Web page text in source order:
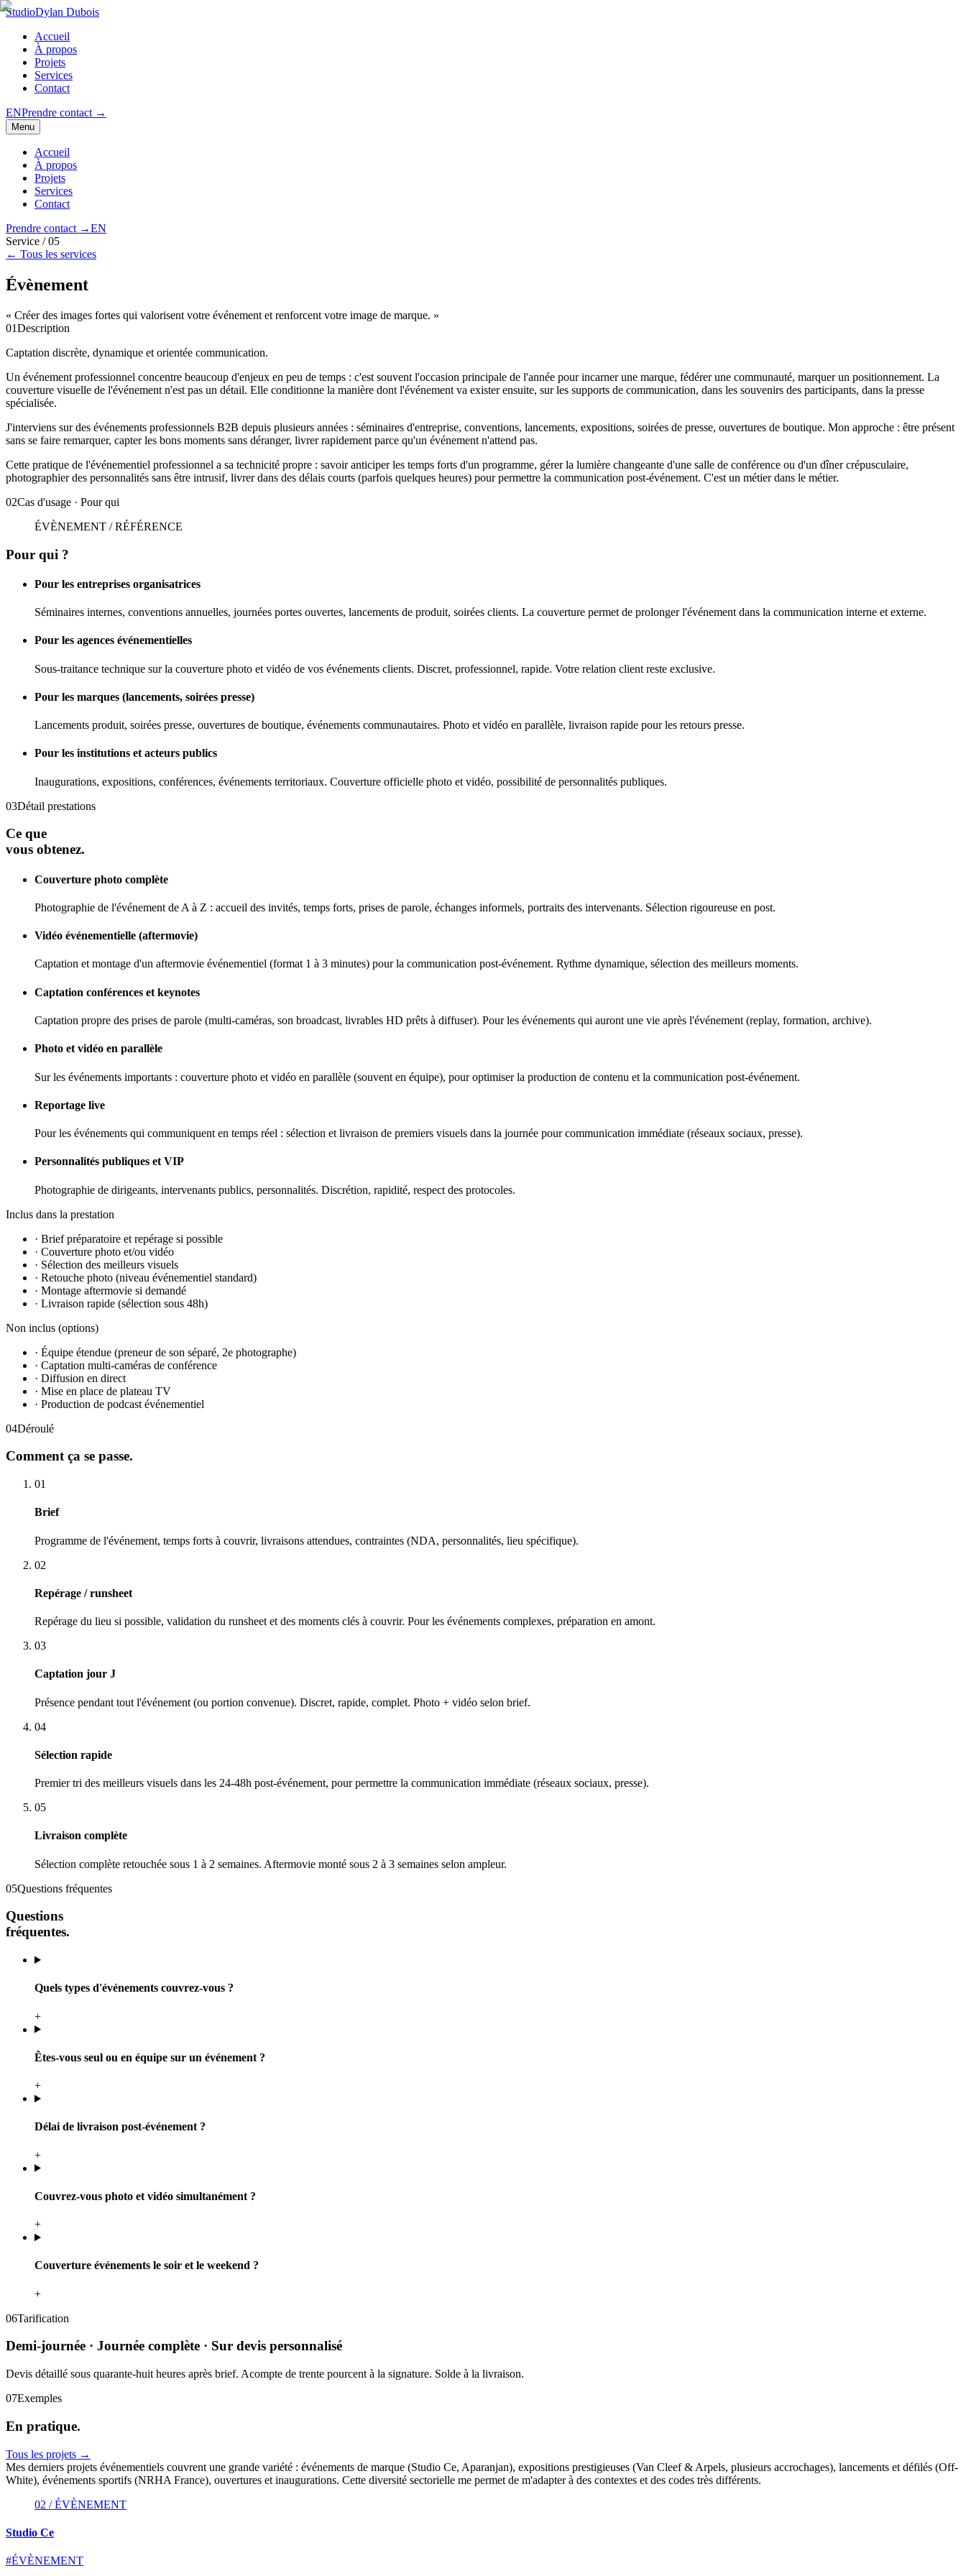
StudioDylan Dubois
Accueil
À propos
Projets
Services
Contact
ENPrendre contact →
Menu
Accueil
À propos
Projets
Services
Contact
Prendre contact →EN
Service /05
← Tous les services
Évènement
« Créer des images fortes qui valorisent votre événement et renforcent votre image de marque. »
01Description
Captation discrète, dynamique et orientée communication.
Un événement professionnel concentre beaucoup d'enjeux en peu de temps : c'est souvent l'occasion principale de l'année pour incarner une marque, fédérer une communauté, marquer un positionnement. La
couverture visuelle de l'événement n'est pas un détail. Elle conditionne la manière dont l'événement va exister ensuite, sur les supports de communication, dans les souvenirs des participants, dans la presse
spécialisée.
J'interviens sur des événements professionnels B2B depuis plusieurs années : séminaires d'entreprise, conventions, lancements, expositions, soirées de presse, ouvertures de boutique. Mon approche : être présent
sans se faire remarquer, capter les bons moments sans déranger, livrer rapidement parce qu'un événement n'attend pas.
Cette pratique de l'événementiel professionnel a sa technicité propre : savoir anticiper les temps forts d'un programme, gérer la lumière changeante d'une salle de conférence ou d'un dîner crépusculaire,
photographier des personnalités sans être intrusif, livrer dans des délais courts (parfois quelques heures) pour permettre la communication post-événement. C'est un métier dans le métier.
02Cas d'usage · Pour qui
ÉVÈNEMENT / RÉFÉRENCE
Pour qui ?
Pour les entreprises organisatrices
Séminaires internes, conventions annuelles, journées portes ouvertes, lancements de produit, soirées clients. La couverture permet de prolonger l'événement dans la communication interne et externe.
Pour les agences événementielles
Sous-traitance technique sur la couverture photo et vidéo de vos événements clients. Discret, professionnel, rapide. Votre relation client reste exclusive.
Pour les marques (lancements, soirées presse)
Lancements produit, soirées presse, ouvertures de boutique, événements communautaires. Photo et vidéo en parallèle, livraison rapide pour les retours presse.
Pour les institutions et acteurs publics
Inaugurations, expositions, conférences, événements territoriaux. Couverture officielle photo et vidéo, possibilité de personnalités publiques.
03Détail prestations
Ce que
vous obtenez.
Couverture photo complète
Photographie de l'événement de A à Z : accueil des invités, temps forts, prises de parole, échanges informels, portraits des intervenants. Sélection rigoureuse en post.
Vidéo événementielle (aftermovie)
Captation et montage d'un aftermovie événementiel (format 1 à 3 minutes) pour la communication post-événement. Rythme dynamique, sélection des meilleurs moments.
Captation conférences et keynotes
Captation propre des prises de parole (multi-caméras, son broadcast, livrables HD prêts à diffuser). Pour les événements qui auront une vie après l'événement (replay, formation, archive).
Photo et vidéo en parallèle
Sur les événements importants : couverture photo et vidéo en parallèle (souvent en équipe), pour optimiser la production de contenu et la communication post-événement.
Reportage live
Pour les événements qui communiquent en temps réel : sélection et livraison de premiers visuels dans la journée pour communication immédiate (réseaux sociaux, presse).
Personnalités publiques et VIP
Photographie de dirigeants, intervenants publics, personnalités. Discrétion, rapidité, respect des protocoles.
Inclus dans la prestation
· Brief préparatoire et repérage si possible
· Couverture photo et/ou vidéo
· Sélection des meilleurs visuels
· Retouche photo (niveau événementiel standard)
· Montage aftermovie si demandé
· Livraison rapide (sélection sous 48h)
Non inclus (options)
· Équipe étendue (preneur de son séparé, 2e photographe)
· Captation multi-caméras de conférence
· Diffusion en direct
· Mise en place de plateau TV
· Production de podcast événementiel
04Déroulé
Commentça se passe.
01
Brief
Programme de l'événement, temps forts à couvrir, livraisons attendues, contraintes (NDA, personnalités, lieu spécifique).
02
Repérage / runsheet
Repérage du lieu si possible, validation du runsheet et des moments clés à couvrir. Pour les événements complexes, préparation en amont.
03
Captation jour J
Présence pendant tout l'événement (ou portion convenue). Discret, rapide, complet. Photo + vidéo selon brief.
04
Sélection rapide
Premier tri des meilleurs visuels dans les 24-48h post-événement, pour permettre la communication immédiate (réseaux sociaux, presse).
05
Livraison complète
Sélection complète retouchée sous 1 à 2 semaines. Aftermovie monté sous 2 à 3 semaines selon ampleur.
05Questions fréquentes
Questions
fréquentes.
Quels types d'événements couvrez-vous ?
+
Êtes-vous seul ou en équipe sur un événement ?
+
Délai de livraison post-événement ?
+
Couvrez-vous photo et vidéo simultanément ?
+
Couverture événements le soir et le weekend ?
+
06Tarification
Demi-journée · Journée complète · Sur devis personnalisé
Devis détaillé sous quarante-huit heures après brief. Acompte de trente pourcent à la signature. Solde à la livraison.
07Exemples
En pratique.
Tous les projets →
Mes derniers projets événementiels couvrent une grande variété : événements de marque (Studio Ce, Aparanjan), expositions prestigieuses (Van Cleef & Arpels, plusieurs accrochages), lancements et défilés (Off-
White), événements sportifs (NRHA France), ouvertures et inaugurations. Cette diversité sectorielle me permet de m'adapter à des contextes et des codes très différents.
02 / ÉVÈNEMENT
Studio Ce
#ÉVÈNEMENT